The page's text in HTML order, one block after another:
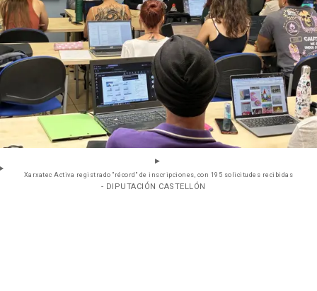
Xarxatec Activa registrado "récord" de inscripciones, con 195 solicitudes recibidas
- DIPUTACIÓN CASTELLÓN